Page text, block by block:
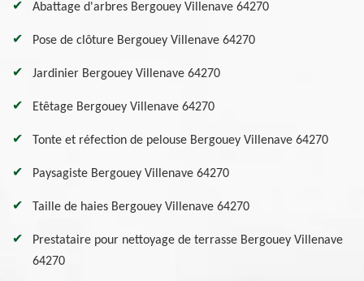
Abattage d'arbres Bergouey Villenave 64270
Pose de clôture Bergouey Villenave 64270
Jardinier Bergouey Villenave 64270
Etêtage Bergouey Villenave 64270
Tonte et réfection de pelouse Bergouey Villenave 64270
Paysagiste Bergouey Villenave 64270
Taille de haies Bergouey Villenave 64270
Prestataire pour nettoyage de terrasse Bergouey Villenave
64270